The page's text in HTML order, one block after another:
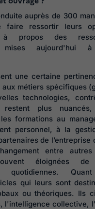
auprès de 300
faire ressortir leurs
à propos des
mises aujourd'hui
une certaine
métiers spécifiques
technologies,
plus
formations au
personnel, à la
de l’entreprise
entre
éloignées de
quotidiennes.
qui leurs sont
ou théoriques. Ils
l'intelligence collective,